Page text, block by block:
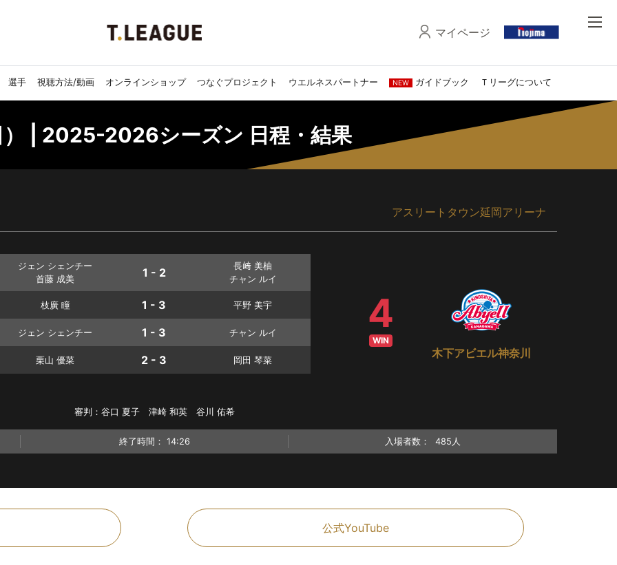
マイページ
選手 視聴方法/動画 オンラインショップ つなぐプロジェクト ウエルネスパートナー NEW ガイドブック Ｔリーグについて
| 2025-2026シーズン 日程・結果
アスリートタウン延岡アリーナ
ジェン シェンチー
首藤 成美
1 - 2
長﨑 美柚
チャン ルイ
枝廣 瞳 1 - 3 平野 美宇
ジェン シェンチー 1 - 3 チャン ルイ
栗山 優菜 2 - 3 岡田 琴菜 木下アビエル神奈川
4
WIN
審判：谷口 夏子 津崎 和英 谷川 佑希
終了時間： 14:26 入場者数： 485人
公式YouTube